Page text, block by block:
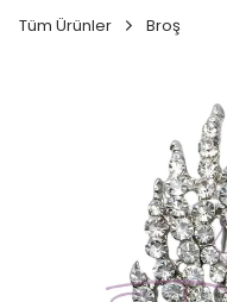
Tüm Ürünler Broş